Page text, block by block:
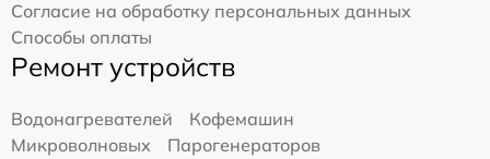
Согласие на обработку персональных данных
Способы оплаты
Ремонт устройств
Водонагревателей
Кофемашин
Микроволновых
Парогенераторов